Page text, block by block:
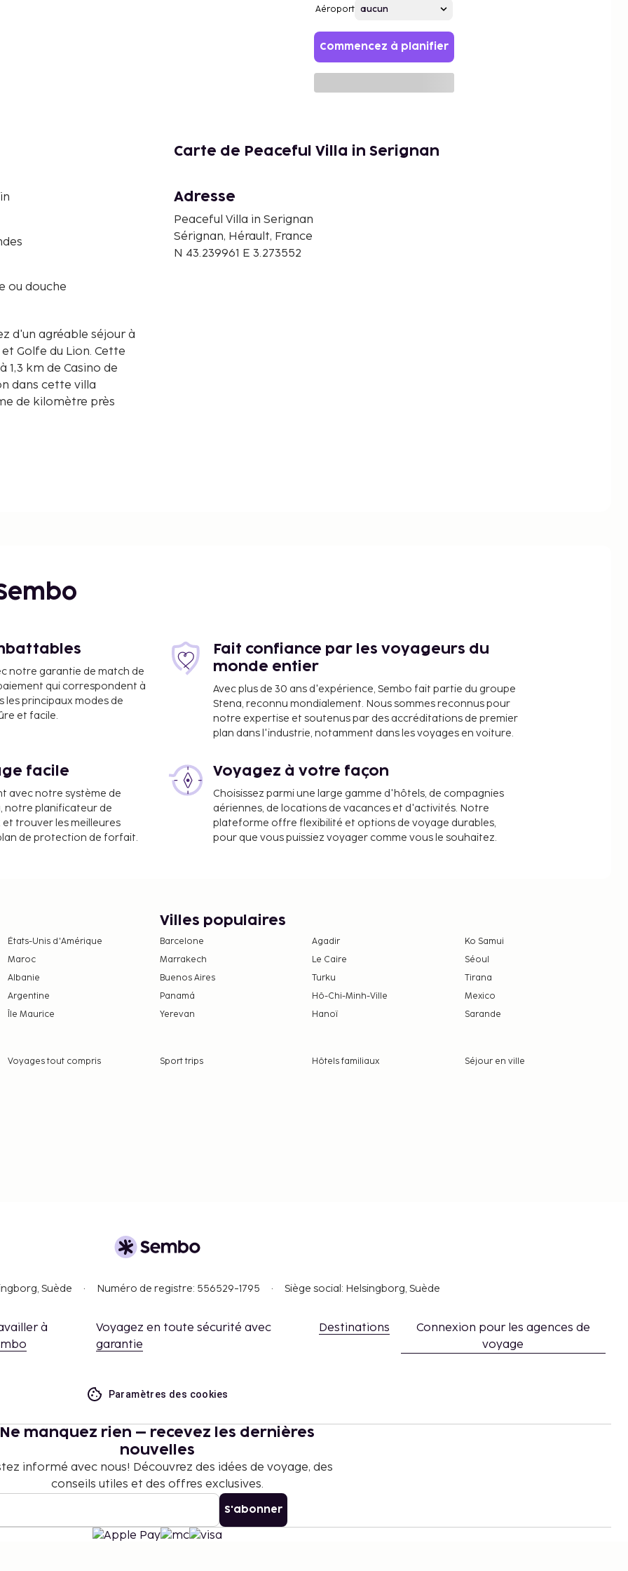
Aéroport
Commencez à planifier
ou douche
d'un agréable séjour à
du Lion. Cette
1,3 km de Casino de
dans cette villa
de kilomètre près
Méditerranée -
Béziers Cap d'Agde
ou admirez la vue
Ces frais peuvent
nous a fait part.
les transactions en
réservation.
Carte de Peaceful Villa in Serignan
Adresse
Peaceful Villa in Serignan
Sérignan, Hérault, France
N 43.239961 E 3.273552
notre garantie de match de
qui correspondent à
les principaux modes de
et facile.
Fait confiance par les voyageurs du
monde entier
Avec plus de 30 ans d'expérience, Sembo fait partie du groupe
Stena, reconnu mondialement. Nous sommes reconnus pour
notre expertise et soutenus par des accréditations de premier
plan dans l'industrie, notamment dans les voyages en voiture.
facile
avec notre système de
notre planificateur de
trouver les meilleures
de protection de forfait.
Voyagez à votre façon
Choisissez parmi une large gamme d'hôtels, de compagnies
aériennes, de locations de vacances et d'activités. Notre
plateforme offre flexibilité et options de voyage durables,
pour que vous puissiez voyager comme vous le souhaitez.
États-Unis d'Amérique
Maroc
Albanie
Argentine
Île Maurice
Villes populaires
Barcelone Agadir
Ko Samui
Marrakech
Le Caire
Séoul
Buenos Aires
Turku
Tirana
Panamá
Hô-Chi-Minh-Ville
Mexico
Yerevan
Hanoï Sarande
Voyages tout compris Sport trips Hôtels familiaux
Séjour en ville
Suède Numéro de registre: 556529-1795 Siège social: Helsingborg, Suède
à
Voyagez en toute sécurité avec
garantie
Destinations
Connexion pour les agences de
voyage
Paramètres des cookies
Ne manquez rien – recevez les dernières
nouvelles
informé avec nous! Découvrez des idées de voyage, des
conseils utiles et des offres exclusives.
S'abonner